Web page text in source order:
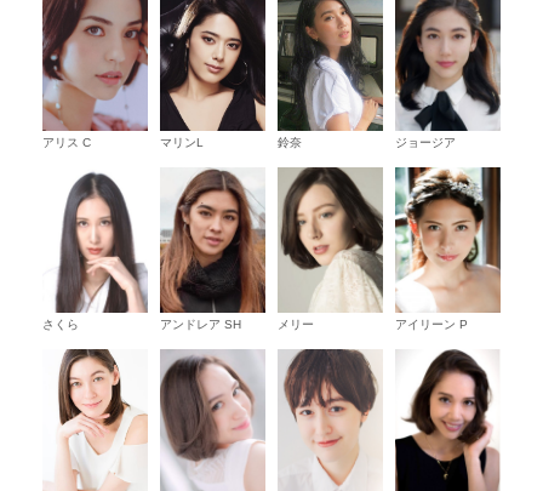
アリス C マリンL 鈴奈 ジョージア
さくら アンドレア SH メリー アイリーン P